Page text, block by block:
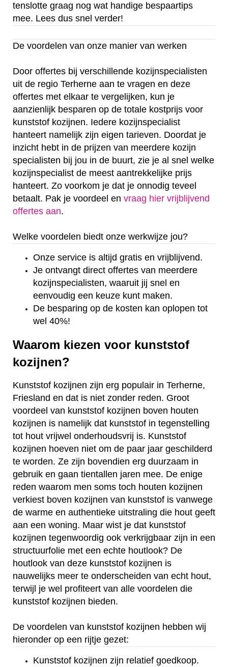
tenslotte graag nog wat handige bespaartips
mee. Lees dus snel verder!
De voordelen van onze manier van werken
Door offertes bij verschillende kozijnspecialisten
uit de regio Terherne aan te vragen en deze
offertes met elkaar te vergelijken, kun je
aanzienlijk besparen op de totale kostprijs voor
kunststof kozijnen. Iedere kozijnspecialist
hanteert namelijk zijn eigen tarieven. Doordat je
inzicht hebt in de prijzen van meerdere kozijn
specialisten bij jou in de buurt, zie je al snel welke
kozijnspecialist de meest aantrekkelijke prijs
hanteert. Zo voorkom je dat je onnodig teveel
betaalt. Pak je voordeel en vraag hier vrijblijvend
offertes aan.
Welke voordelen biedt onze werkwijze jou?
Onze service is altijd gratis en vrijblijvend.
Je ontvangt direct offertes van meerdere
kozijnspecialisten, waaruit jij snel en
eenvoudig een keuze kunt maken.
De besparing op de kosten kan oplopen tot
wel 40%!
Waarom kiezen voor kunststof
kozijnen?
Kunststof kozijnen zijn erg populair in Terherne,
Friesland en dat is niet zonder reden. Groot
voordeel van kunststof kozijnen boven houten
kozijnen is namelijk dat kunststof in tegenstelling
tot hout vrijwel onderhoudsvrij is. Kunststof
kozijnen hoeven niet om de paar jaar geschilderd
te worden. Ze zijn bovendien erg duurzaam in
gebruik en gaan tientallen jaren mee. De enige
reden waarom men soms toch houten kozijnen
verkiest boven kozijnen van kunststof is vanwege
de warme en authentieke uitstraling die hout geeft
aan een woning. Maar wist je dat kunststof
kozijnen tegenwoordig ook verkrijgbaar zijn in een
structuurfolie met een echte houtlook? De
houtlook van deze kunststof kozijnen is
nauwelijks meer te onderscheiden van echt hout,
terwijl je wel profiteert van alle voordelen die
kunststof kozijnen bieden.
De voordelen van kunststof kozijnen hebben wij
hieronder op een rijtje gezet:
Kunststof kozijnen zijn relatief goedkoop.